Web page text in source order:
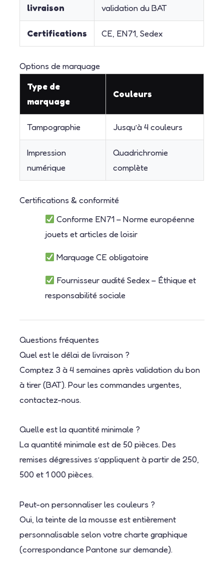
livraison
validation du BAT
Certifications CE, EN71, Sedex
Options de marquage
Type de
marquage
Couleurs
Tampographie Jusqu’à 4 couleurs
Impression
numérique
Quadrichromie
complète
Certifications & conformité
Conforme EN71 – Norme européenne
jouets et articles de loisir
Marquage CE obligatoire
Fournisseur audité Sedex – Éthique et
responsabilité sociale
Questions fréquentes
Quel est le délai de livraison ?
Comptez 3 à 4 semaines après validation du bon
à tirer (BAT). Pour les commandes urgentes,
contactez-nous.
Quelle est la quantité minimale ?
La quantité minimale est de 50 pièces. Des
remises dégressives s’appliquent à partir de 250,
500 et 1 000 pièces.
Peut-on personnaliser les couleurs ?
Oui, la teinte de la mousse est entièrement
personnalisable selon votre charte graphique
(correspondance Pantone sur demande).